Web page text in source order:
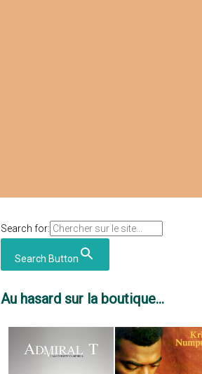
Search for:
Search Button
Au hasard sur la boutique...